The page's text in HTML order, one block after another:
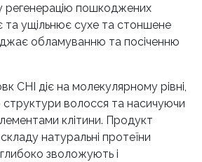
регенерацію пошкоджених
та ущільнює сухе та стоншене
обламуванню та посіченню
CHI діє на молекулярному рівні,
волосся та насичуючи
клітини. Продукт
натуральні протеїни
глибоко зволожують і